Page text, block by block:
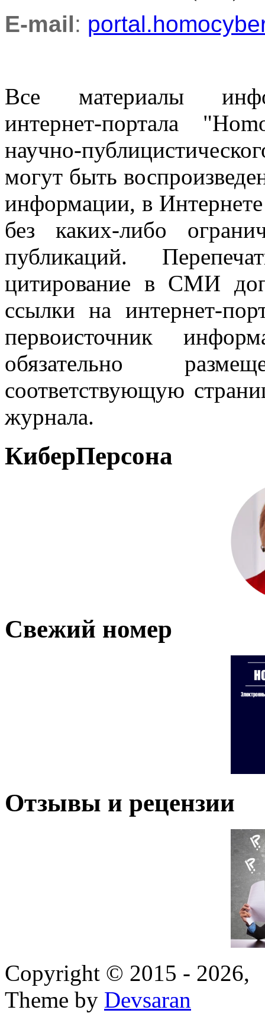
E-mail:
Все материалы
интернет-портала
научно-
могут быть
информации, в
без каких-либо
публикаций.
цитирование в СМИ
ссылки на интернет-
первоисточник
обязательно
соответствующую
журнала.
КиберПерсона
Свежий номер
Отзывы и рецензии
Copyright © 2015 - 2026,
Theme by Devsaran